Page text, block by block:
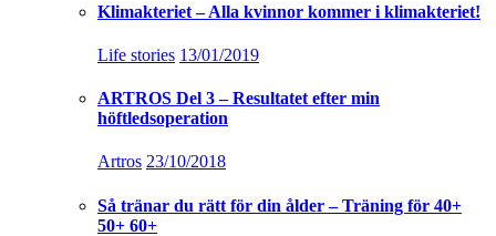
Klimakteriet – Alla kvinnor kommer i klimakteriet!
Life stories 13/01/2019
ARTROS Del 3 – Resultatet efter min
höftledsoperation
Artros 23/10/2018
Så tränar du rätt för din ålder – Träning för 40+
50+ 60+